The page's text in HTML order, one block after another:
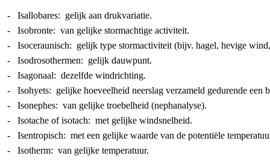
- Isallobares: gelijk aan drukvariatie.
- Isobronte: van gelijke stormachtige activiteit.
- Isoceraunisch: gelijk type stormactiviteit (bijv. hagel, hevige
- Isodrosothermen: gelijk dauwpunt.
- Isagonaal: dezelfde windrichting.
- Isohyets: gelijke hoeveelheid neerslag verzameld gedurende een
- Isonephes: van gelijke troebelheid (nephanalyse).
- Isotache of isotach: met gelijke windsnelheid.
- Isentropisch: met een gelijke waarde van de potentiële
- Isotherm: van gelijke temperatuur.